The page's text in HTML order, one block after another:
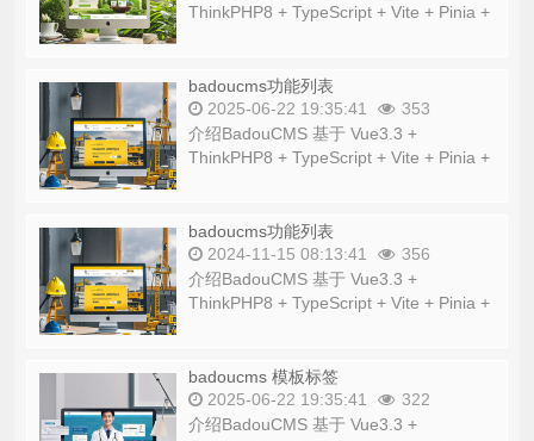
ThinkPHP8 + TypeScript + Vite + Pinia +
badoucms功能列表
2025-06-22 19:35:41
353
介绍BadouCMS 基于 Vue3.3 +
ThinkPHP8 + TypeScript + Vite + Pinia +
badoucms功能列表
2024-11-15 08:13:41
356
介绍BadouCMS 基于 Vue3.3 +
ThinkPHP8 + TypeScript + Vite + Pinia +
badoucms 模板标签
2025-06-22 19:35:41
322
介绍BadouCMS 基于 Vue3.3 +